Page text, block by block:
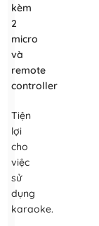
kèm
2
micro
và
remote
controller
Tiện
lợi
cho
việc
sử
dụng
karaoke.